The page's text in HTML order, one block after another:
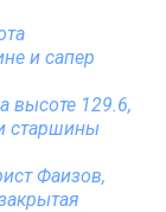
и сапер
высоте 129.6,
старшины
Фаизов,